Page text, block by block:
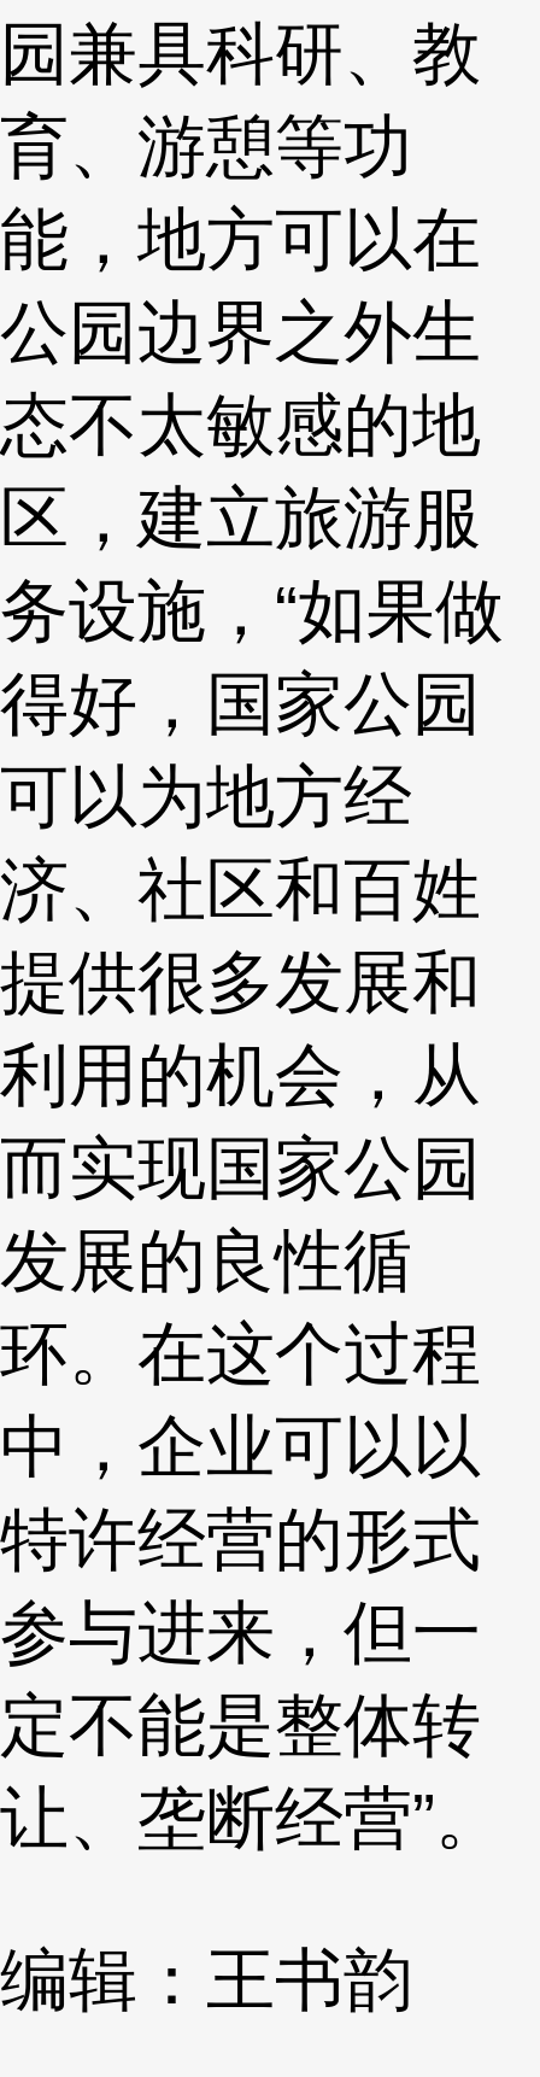
园兼具科研、教
育、游憩等功
能，地方可以在
公园边界之外生
态不太敏感的地
区，建立旅游服
务设施，“如果做
得好，国家公园
可以为地方经
济、社区和百姓
提供很多发展和
利用的机会，从
而实现国家公园
发展的良性循
环。在这个过程
中，企业可以以
特许经营的形式
参与进来，但一
定不能是整体转
让、垄断经营”。
编辑：王书韵